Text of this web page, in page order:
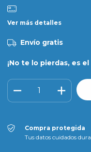
Ver más detalles
Envío gratis
¡No te lo pierdas, es
Compra protegida
Tus datos cuidados